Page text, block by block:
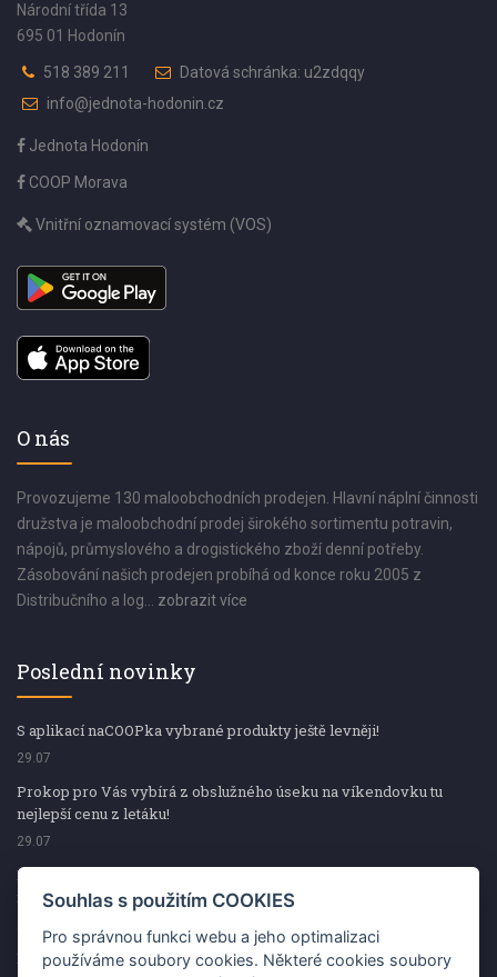
Národní třída 13
695 01 Hodonín
518 389 211
Datová schránka: u2zdqqy
info@jednota-hodonin.cz
Jednota Hodonín
COOP Morava
Vnitřní oznamovací systém (VOS)
O nás
Provozujeme 130 maloobchodních prodejen. Hlavní náplní činnosti
družstva je maloobchodní prodej širokého sortimentu potravin,
nápojů, průmyslového a drogistického zboží denní potřeby.
Zásobování našich prodejen probíhá od konce roku 2005 z
Distribučního a log... zobrazit více
Poslední novinky
S aplikací naCOOPka vybrané produkty ještě levněji!
29.07
Prokop pro Vás vybírá z obslužného úseku na víkendovku tu
nejlepší cenu z letáku!
29.07
Prokop pro Vás vybírá z obslužného úseku na víkendovku tu
nejlepší cenu z letáku!
Kup špekáčky od Váhaly a vyhraj s naCOOPkou sekerku Fiskars
Souhlas s použitím COOKIES
Pro správnou funkci webu a jeho optimalizaci
používáme soubory cookies. Některé cookies soubory